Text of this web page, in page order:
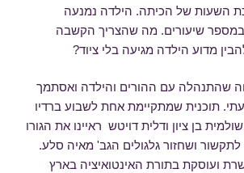
השעות של הכיתה. הילדה נמנעה
שיעורים. מה שהצריך הקשבה
מדוע הילדה מגיעה בלי ציוד?
שהתנהלה עם ההורים והילדה ואסתמך
תוכנית שמתקיימת אחת לשבוע ברדיו
בן ציון ודלית דויטש ראיינו את הגורו
ושחזור גלגולים הגב' מאיה סלע.
ועוסקת בתורת האינטואיציה בארץ